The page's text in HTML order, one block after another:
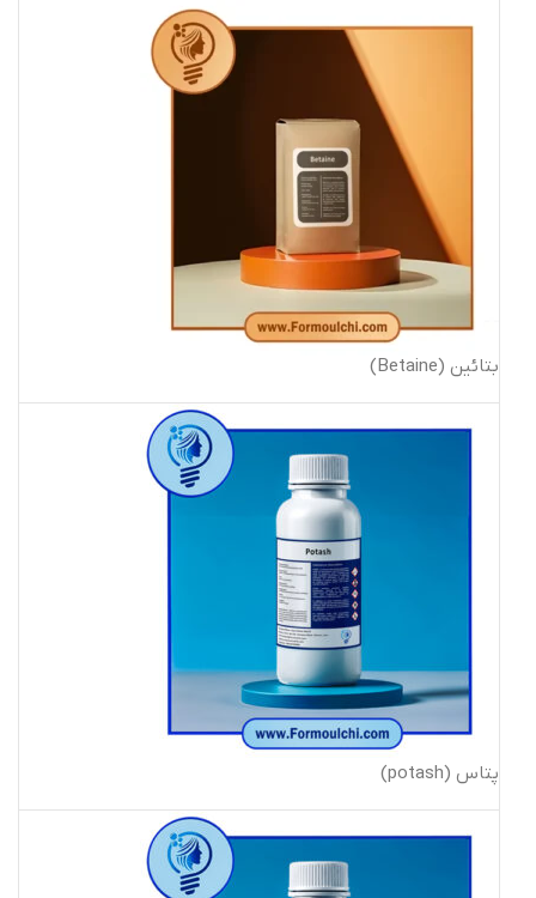
بتائین (Betaine)
پتاس (potash)